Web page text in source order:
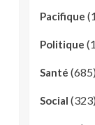
Pacifique
Politique
Santé (685)
Social (323)